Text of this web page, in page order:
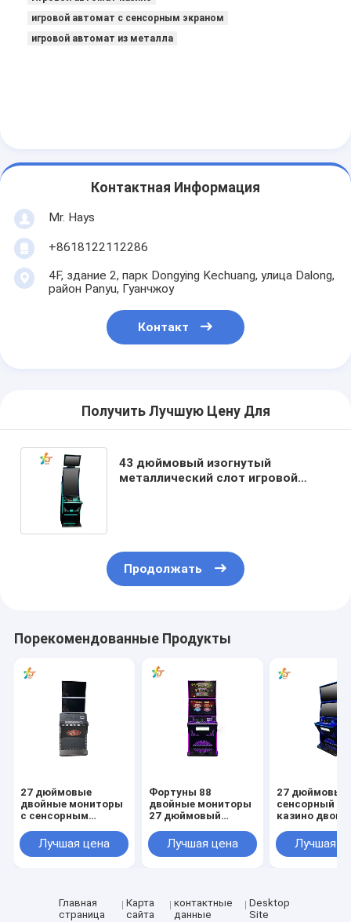
Аксессуары торгового автомата
игровой автомат с сенсорным экраном
игровой автомат из металла
Контактная Информация
Mr. Hays
+8618122112286
4F, здание 2, парк Dongying Kechuang, улица Dalong,
район Panyu, Гуанчжоу
Контакт
Получить Лучшую Цену Для
43 дюймовый изогнутый
металлический слот игровой
Продолжать
Порекомендованные Продукты
27 дюймовые
двойные мониторы
с сенсорным
3 игровые машины
для продажи
Лучшая цена
Фортуны 88
двойные мониторы
27 дюймовый
BeanstaIks 3
игровых автоматов
Лучшая цена
27 дюймовый
сенсорный
казино
мониторы
BeanstaIks 3
Лучшая
Главная
страница
Карта
сайта
контактные
данные
Desktop
Site